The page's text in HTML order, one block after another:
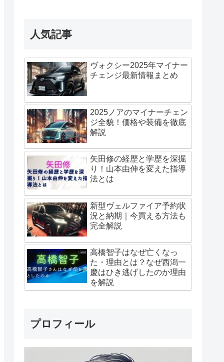
人気記事
ヴォクシー2025年マイナー
チェンジ最新情報まとめ
2025ノアのマイナーチェン
ジ全貌！価格や装備を徹底
解説
矢田修の経歴と学歴を深掘
り！山本由伸を変えた指導
法とは
新型ヴェルファイア予約状
況と納期｜今買える方法も
完全解説
高橋智子はなぜ亡くなっ
た・理由とは？なぜ西潟一
慶はひき逃げしたのか理由
を解説
プロフィール